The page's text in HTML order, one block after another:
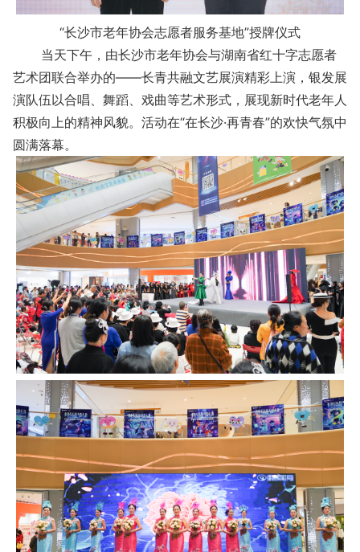
“长沙市老年协会志愿者服务基地”授牌仪式
当天下午，由长沙市老年协会与湖南省红十字志愿者
艺术团联合举办的——长青共融文艺展演精彩上演，银发展
演队伍以合唱、舞蹈、戏曲等艺术形式，展现新时代老年人
积极向上的精神风貌。活动在“在长沙·再青春”的欢快气氛中
圆满落幕。